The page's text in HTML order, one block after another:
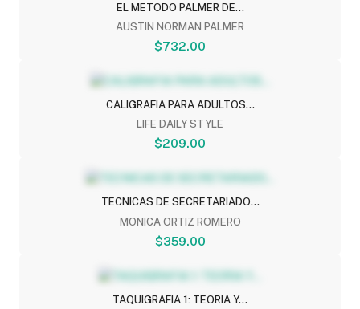
EL METODO PALMER DE...
AUSTIN NORMAN PALMER
$732.00
CALIGRAFIA PARA ADULTOS...
LIFE DAILY STYLE
$209.00
TECNICAS DE SECRETARIADO...
MONICA ORTIZ ROMERO
$359.00
TAQUIGRAFIA 1: TEORIA Y...